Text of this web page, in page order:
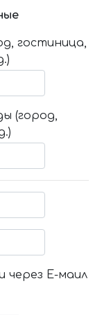
гостиница,
(город,
через Е-маил